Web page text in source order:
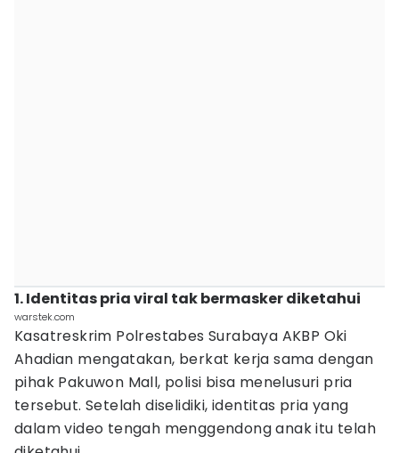
1. Identitas pria viral tak bermasker diketahui
warstek.com
Kasatreskrim Polrestabes Surabaya AKBP Oki
Ahadian mengatakan, berkat kerja sama dengan
pihak Pakuwon Mall, polisi bisa menelusuri pria
tersebut. Setelah diselidiki, identitas pria yang
dalam video tengah menggendong anak itu telah